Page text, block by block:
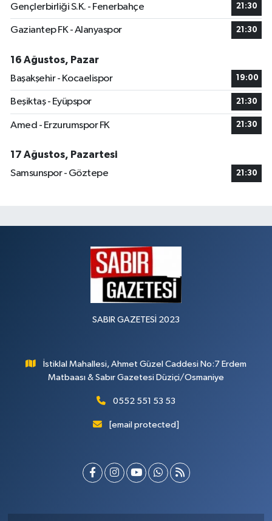
Gençlerbirliği S.K. - Fenerbahçe 21:30
Gaziantep FK - Alanyaspor 21:30
16 Ağustos, Pazar
Başakşehir - Kocaelispor
19:00
Beşiktaş - Eyüpspor 21:30
Amed - Erzurumspor FK 21:30
17 Ağustos, Pazartesi
Samsunspor - Göztepe
21:30
SABIR GAZETESİ 2023
İstiklal Mahallesi, Ahmet Güzel Caddesi No:7 Erdem
Matbaası & Sabır Gazetesi Düziçi/Osmaniye
0552 551 53 53
[email protected]